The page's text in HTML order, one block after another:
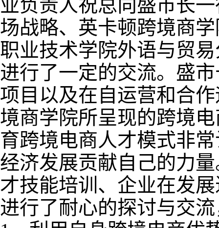
业负责人祝总向盛市长
场战略、英卡顿跨境商
职业技术学院外语与贸
进行了一定的交流。盛
项目以及在自运营和合
境商学院所呈现的跨境
育跨境电商人才模式非
经济发展贡献自己的力
才技能培训、企业在发
进行了耐心的探讨与交